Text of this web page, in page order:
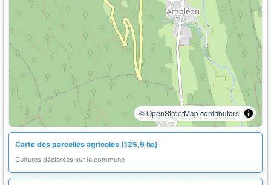
© OpenStreetMap contributors
Carte des parcelles agricoles (125,9 ha)
Cultures déclarées sur la commune